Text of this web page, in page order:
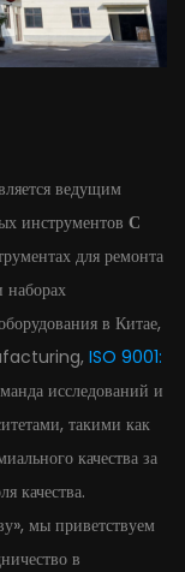
ведущим
инструментов С
для ремонта
​​наборах
в Китае,
ISO 9001:
исследований и
такими как
качества за
качества.
мы приветствуем
в